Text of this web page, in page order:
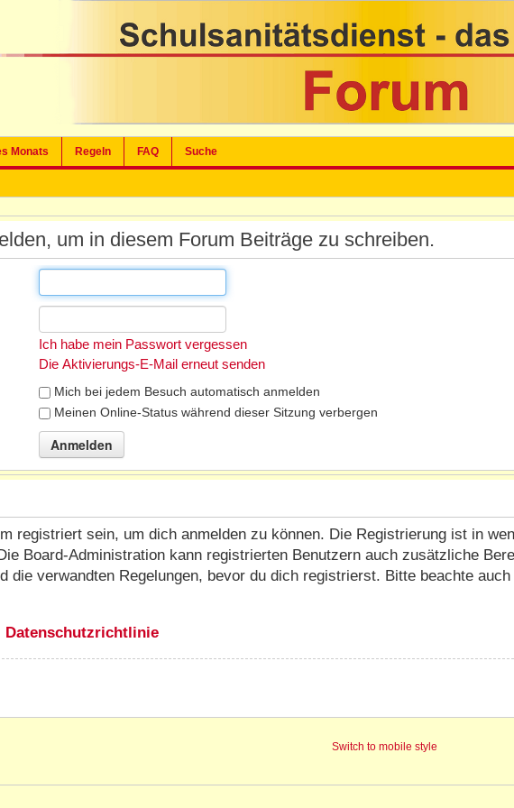
Monats Regeln FAQ Suche
um in diesem Forum Beiträge zu schreiben.
Ich habe mein Passwort vergessen
Die Aktivierungs-E-Mail erneut senden
Mich bei jedem Besuch automatisch anmelden
Meinen Online-Status während dieser Sitzung verbergen
registriert sein, um dich anmelden zu können. Die Registrierung ist in
Board-Administration kann registrierten Benutzern auch zusätzliche
die verwandten Regelungen, bevor du dich registrierst. Bitte beachte
Datenschutzrichtlinie
Switch to mobile style